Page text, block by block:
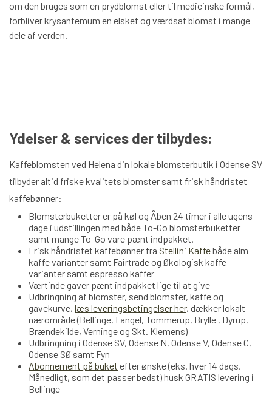
om den bruges som en prydblomst eller til medicinske formål,
forbliver krysantemum en elsket og værdsat blomst i mange
dele af verden.
Ydelser & services der tilbydes:
Kaffeblomsten ved Helena din lokale blomsterbutik i Odense SV
tilbyder altid friske kvalitets blomster samt frisk håndristet
kaffebønner:
Blomsterbuketter er på køl og Åben 24 timer i alle ugens
dage i udstillingen med både To-Go blomsterbuketter
samt mange To-Go vare pænt indpakket.
Frisk håndristet kaffebønner fra Stellini Kaffebåde alm
kaffe varianter samt Fairtrade og Økologisk kaffe
varianter samt espresso kaffer
Værtinde gaver pænt indpakket lige til at give
Udbringning af blomster, send blomster, kaffe og
gavekurve, læs leveringsbetingelser her, dækker lokalt
nærområde (Bellinge, Fangel, Tommerup, Brylle , Dyrup,
Brændekilde, Verninge og Skt. Klemens)
Udbringning i Odense SV, Odense N, Odense V, Odense C,
Odense SØ samt Fyn
Abonnement på buket efter ønske (eks. hver 14 dags,
Månedligt, som det passer bedst) husk GRATIS levering i
Bellinge